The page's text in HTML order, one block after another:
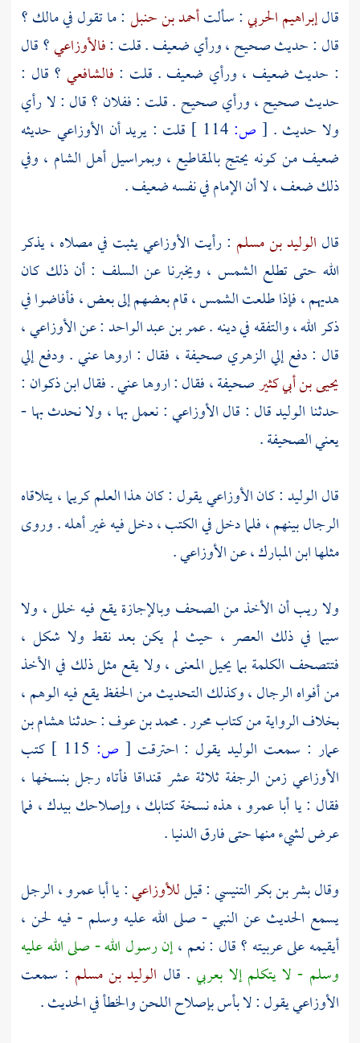
قالإبراهيم الحربي: سألتأحمد بن حنبل : ما تقول فيمالك؟
قال : حديث صحيح ، ورأي ضعيف . قلت :فالأوزاعي؟ قال
: حديث ضعيف ، ورأي ضعيف . قلت : فالشافعي ؟ قال :
حديث صحيح ، ورأي صحيح . قلت : ففلان ؟ قال : لا رأي
ولا حديث . [ ص: قلت : يريد أن الأوزاعي حديثه
ضعيف من كونه يحتج بالمقاطيع ، وبمراسيلأهلالشام ، وفي
ذلك ضعف ، لا أن الإمام في نفسه ضعيف .
قال الوليد بن مسلم : رأيت الأوزاعييثبت في مصلاه ، يذكر
الله حتى تطلع الشمس ، ويخبرنا عن السلف : أن ذلك كان
هديهم ، فإذا طلعت الشمس ، قام بعضهم إلى بعض ، فأفاضوا في
ذكر الله ، والتفقه في دينه .عمر بن عبد الواحد: عنالأوزاعي،
قال : دفع إليالزهري صحيفة ، فقال : اروها عني . ودفع إلي
يحيى بن أبي كثيرصحيفة ، فقال : اروها عني . فقالابن ذكوان :
حدثنا الوليدقال : قالالأوزاعي: نعمل بها ، ولا نحدث بها -
يعني الصحيفة .
قالالوليد: كانالأوزاعييقول : كان هذا العلم كريما ، يتلاقاه
الرجال بينهم ، فلما دخل في الكتب ، دخل فيه غير أهله . وروى
مثلهاابن المبارك، عنالأوزاعي.
ولا ريب أن الأخذ من الصحف وبالإجازة يقع فيه خلل ، ولا
سيما في ذلك العصر ، حيث لم يكن بعد نقط ولا شكل ،
فتتصحف الكلمة بما يحيل المعنى ، ولا يقع مثل ذلك في الأخذ
من أفواه الرجال ، وكذلك التحديث من الحفظ يقع فيه الوهم ،
بخلاف الرواية من كتاب محرر .محمد بن عوف: حدثناهشام بن
عمار : سمعت الوليد يقول : احترقت [ ص:
كتب
الأوزاعيزمن الرجفة ثلاثة عشر قنداقا فأتاه رجل بنسخها ،
فقال : ياأبا عمرو، هذه نسخة كتابك ، وإصلاحك بيدك ، فما
عرض لشيء منها حتى فارق الدنيا .
وقالبشر بن بكر التنيسي: قيلللأوزاعي: ياأبا عمرو، الرجل
يسمع الحديث عن النبي - صلى الله عليه وسلم - فيه لحن ،
أيقيمه على عربيته ؟ قال : نعم ،إن رسول الله - صلى الله عليه
وسلم - لا يتكلم إلا بعربي . قال الوليد بن مسلم : سمعت
الأوزاعييقول : لا بأس بإصلاح اللحن والخطأ في الحديث .